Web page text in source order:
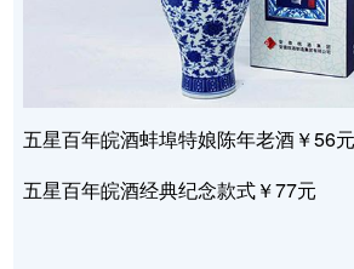
五星百年皖酒蚌埠特娘陈年老酒￥56元
五星百年皖酒经典纪念款式￥77元